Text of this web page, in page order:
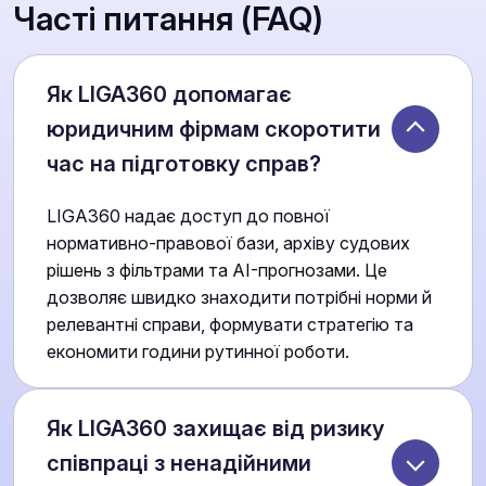
Часті питання (FAQ)
Як LIGA360 допомагає
юридичним фірмам скоротити
час на підготовку справ?
LIGA360 надає доступ до повної
нормативно-правової бази, архіву судових
рішень з фільтрами та AI-прогнозами. Це
дозволяє швидко знаходити потрібні норми й
релевантні справи, формувати стратегію та
економити години рутинної роботи.
Як LIGA360 захищає від ризику
співпраці з ненадійними